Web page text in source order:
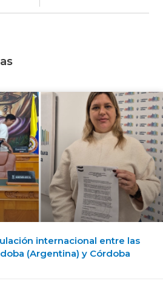
internacional entre las
(Argentina) y Córdoba